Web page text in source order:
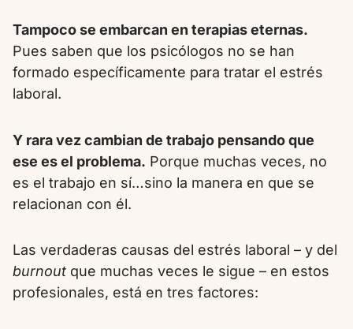
Tampoco se embarcan en terapias eternas.
Pues saben que los psicólogos no se han
formado específicamente para tratar el estrés
laboral.
Y rara vez cambian de trabajo pensando que
ese es el problema. Porque muchas veces, no
es el trabajo en sí…sino la manera en que se
relacionan con él.
Las verdaderas causas del estrés laboral – y del
burnout que muchas veces le sigue – en estos
profesionales, está en tres factores: